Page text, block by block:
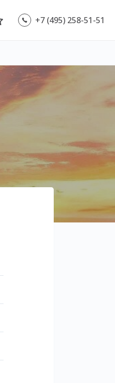
+7 (495) 258-51-51